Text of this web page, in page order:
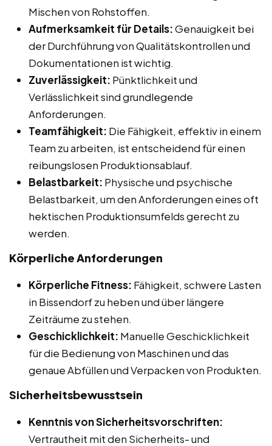
Mischen von Rohstoffen.
Aufmerksamkeit für Details:Genauigkeit bei
der Durchführung von Qualitätskontrollen und
Dokumentationen ist wichtig.
Zuverlässigkeit: Pünktlichkeit und
Verlässlichkeit sind grundlegende
Anforderungen.
Teamfähigkeit: Die Fähigkeit, effektiv in einem
Team zu arbeiten, ist entscheidend für einen
reibungslosen Produktionsablauf.
Belastbarkeit: Physische und psychische
Belastbarkeit, um den Anforderungen eines oft
hektischen Produktionsumfelds gerecht zu
werden.
Körperliche Anforderungen
Körperliche Fitness: Fähigkeit, schwere Lasten
in Bissendorf zu heben und über längere
Zeiträume zu stehen.
Geschicklichkeit: Manuelle Geschicklichkeit
für die Bedienung von Maschinen und das
genaue Abfüllen und Verpacken von Produkten.
Sicherheitsbewusstsein
Kenntnis von Sicherheitsvorschriften:
Vertrautheit mit den Sicherheits- und